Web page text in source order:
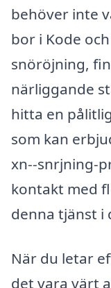
behöver inte
bor i Kode
snöröjning,
närliggande
hitta en
som kan
xn--snrjning-
kontakt med
denna tjänst i
När du letar
det vara värt